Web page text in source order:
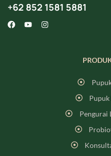
+62 852 1581 5881
Pengurai